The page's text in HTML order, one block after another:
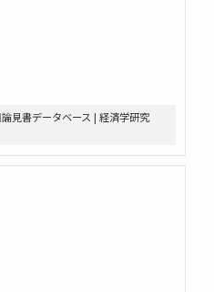
見書データベース | 経済学研究